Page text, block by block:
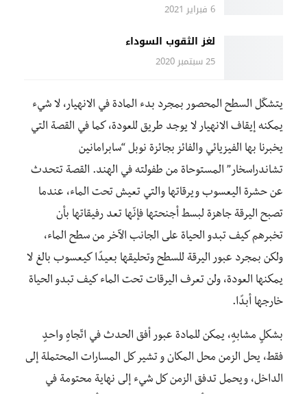
6 فبراير 2021
لغز الثقوب السوداء
25 سبتمبر 2020
يتشكّل السطح المحصور بمجرد بدء المادة في الانهيار، لا شيء
يمكنه إيقاف الانهيار لا يوجد طريق للعودة، كما في القصة التي
يخبرنا بها الفيزيائي والفائز بجائزة نوبل “سابرامانين
تشاندراسخار” المستوحاة من طفولته في الهند. القصة تتحدث
عن حشرة اليعسوب ويرقاتها والتي تعيش تحت الماء، عندما
تصبح اليرقة جاهزة لبسط أجنحتها فإنّها تعد رفيقاتها بأن
تخبرهم كيف تبدو الحياة على الجانب الآخر من سطح الماء،
ولكن بمجرد عبور اليرقة للسطح وتحليقها بعيدًا كيعسوب بالغ لا
يمكنها العودة، ولن تعرف اليرقات تحت الماء كيف تبدو الحياة
خارجها أبدًا.
بشكلٍ مشابهٍ، يمكن للمادة عبور أفق الحدث في اتّجاهٍ واحدٍ
فقط، يحل الزمن محل المكان و تشير كل المسارات المحتملة إلى
الداخل، ويحمل تدفق الزمن كل شيء إلى نهاية محتومة في